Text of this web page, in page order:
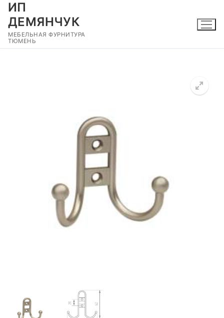
Перейти
содержимому
ИП
ДЕМЯНЧУК
МЕБЕЛЬНАЯ ФУРНИТУРА
ТЮМЕНЬ